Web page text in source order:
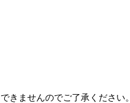
きませんのでご了承ください。